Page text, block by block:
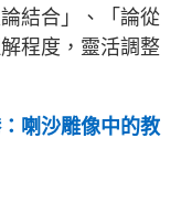
結合」、「論從
程度，靈活調整
喇沙雕像中的教